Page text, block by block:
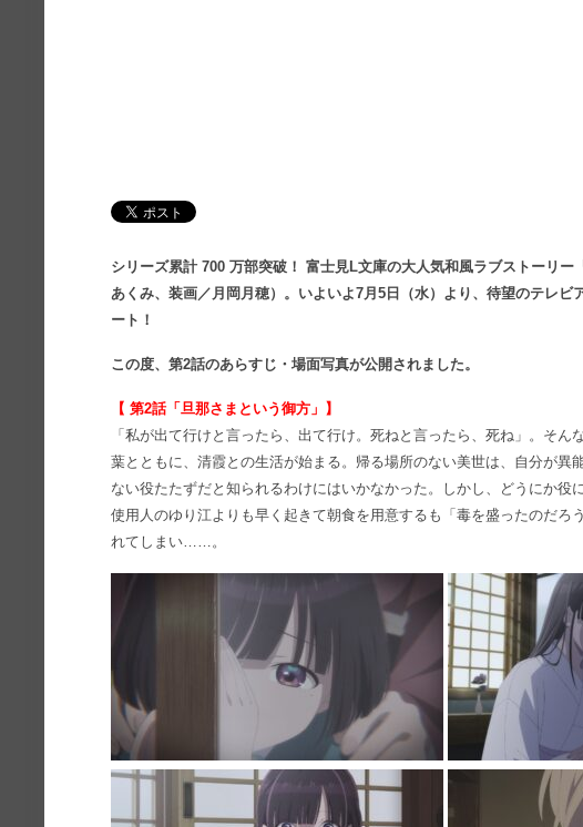
シリーズ累計 700 万部突破！ 富士見L文庫の大人気和風ラブストーリー
あくみ、装画／月岡月穂）。いよいよ7月5日（水）より、待望のテレビ
ート！
この度、第2話のあらすじ・場面写真が公開されました。
【 第2話「旦那さまという御方」】
「私が出て行けと言ったら、出て行け。死ねと言ったら、死ね」。そん
葉とともに、清霞との生活が始まる。帰る場所のない美世は、自分が異
ない役たたずだと知られるわけにはいかなかった。しかし、どうにか役
使用人のゆり江よりも早く起きて朝食を用意するも「毒を盛ったのだろ
れてしまい……。